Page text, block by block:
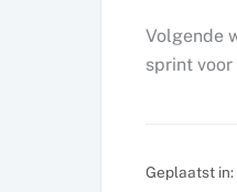
Volgende
sprint
Geplaatst in: